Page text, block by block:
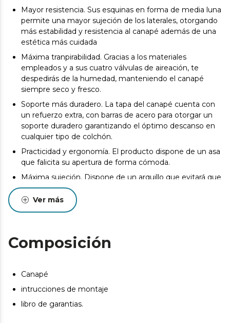
Mayor resistencia. Sus esquinas en forma de media luna
permite una mayor sujeción de los laterales, otorgando
más estabilidad y resistencia al canapé además de una
estética más cuidada
Máxima tranpirabilidad. Gracias a los materiales
empleados y a sus cuatro válvulas de aireación, te
despedirás de la humedad, manteniendo el canapé
siempre seco y fresco.
Soporte más duradero. La tapa del canapé cuenta con
un refuerzo extra, con barras de acero para otorgar un
soporte duradero garantizando el óptimo descanso en
cualquier tipo de colchón.
Practicidad y ergonomía. El producto dispone de un asa
que falicita su apertura de forma cómoda.
Máxima sujeción. Dispone de un arquillo que evitará que
se desplace en colchón cuando abras el producto.
100% fabricado en españa
cuando las condiciones del inmueble lo permitan. Podrá
consultar las bases legales en las condiciones generales
Pueden existir leves diferencias entre el producto
mostrado y el entregado en cuanto a color, tejido o
la calidad ni a la utilidad del artículo.
Ver más
Composición
Canapé
intrucciones de montaje
libro de garantias.